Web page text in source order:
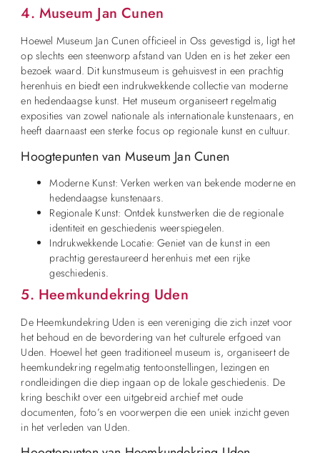
4. Museum Jan Cunen
Hoewel Museum Jan Cunen officieel in Oss gevestigd is, ligt het
op slechts een steenworp afstand van Uden en is het zeker een
bezoek waard. Dit kunstmuseum is gehuisvest in een prachtig
herenhuis en biedt een indrukwekkende collectie van moderne
en hedendaagse kunst. Het museum organiseert regelmatig
exposities van zowel nationale als internationale kunstenaars, en
heeft daarnaast een sterke focus op regionale kunst en cultuur.
Hoogtepunten van Museum Jan Cunen
Moderne Kunst: Verken werken van bekende moderne en
hedendaagse kunstenaars.
Regionale Kunst: Ontdek kunstwerken die de regionale
identiteit en geschiedenis weerspiegelen.
Indrukwekkende Locatie: Geniet van de kunst in een
prachtig gerestaureerd herenhuis met een rijke
geschiedenis.
5. Heemkundekring Uden
De Heemkundekring Uden is een vereniging die zich inzet voor
het behoud en de bevordering van het culturele erfgoed van
Uden. Hoewel het geen traditioneel museum is, organiseert de
heemkundekring regelmatig tentoonstellingen, lezingen en
rondleidingen die diep ingaan op de lokale geschiedenis. De
kring beschikt over een uitgebreid archief met oude
documenten, foto’s en voorwerpen die een uniek inzicht geven
in het verleden van Uden.